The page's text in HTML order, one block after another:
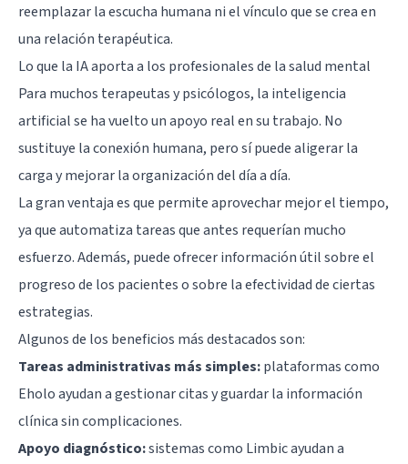
reemplazar la escucha humana ni el vínculo que se crea en
una relación terapéutica.
Lo que la IA aporta a los profesionales de la salud mental
Para muchos terapeutas y psicólogos, la inteligencia
artificial se ha vuelto un apoyo real en su trabajo. No
sustituye la conexión humana, pero sí puede aligerar la
carga y mejorar la organización del día a día.
La gran ventaja es que permite aprovechar mejor el tiempo,
ya que automatiza tareas que antes requerían mucho
esfuerzo. Además, puede ofrecer información útil sobre el
progreso de los pacientes o sobre la efectividad de ciertas
estrategias.
Algunos de los beneficios más destacados son:
Tareas administrativas más simples:plataformas como
Eholo ayudan a gestionar citas y guardar la información
clínica sin complicaciones.
Apoyo diagnóstico:sistemas como Limbic ayudan a